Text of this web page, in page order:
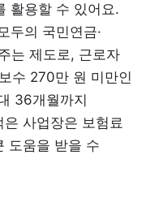
활용할 수 있어요.
두의 국민연금·
는 제도로, 근로자
수 270만 원 미만인
36개월까지
사업장은 보험료
도움을 받을 수